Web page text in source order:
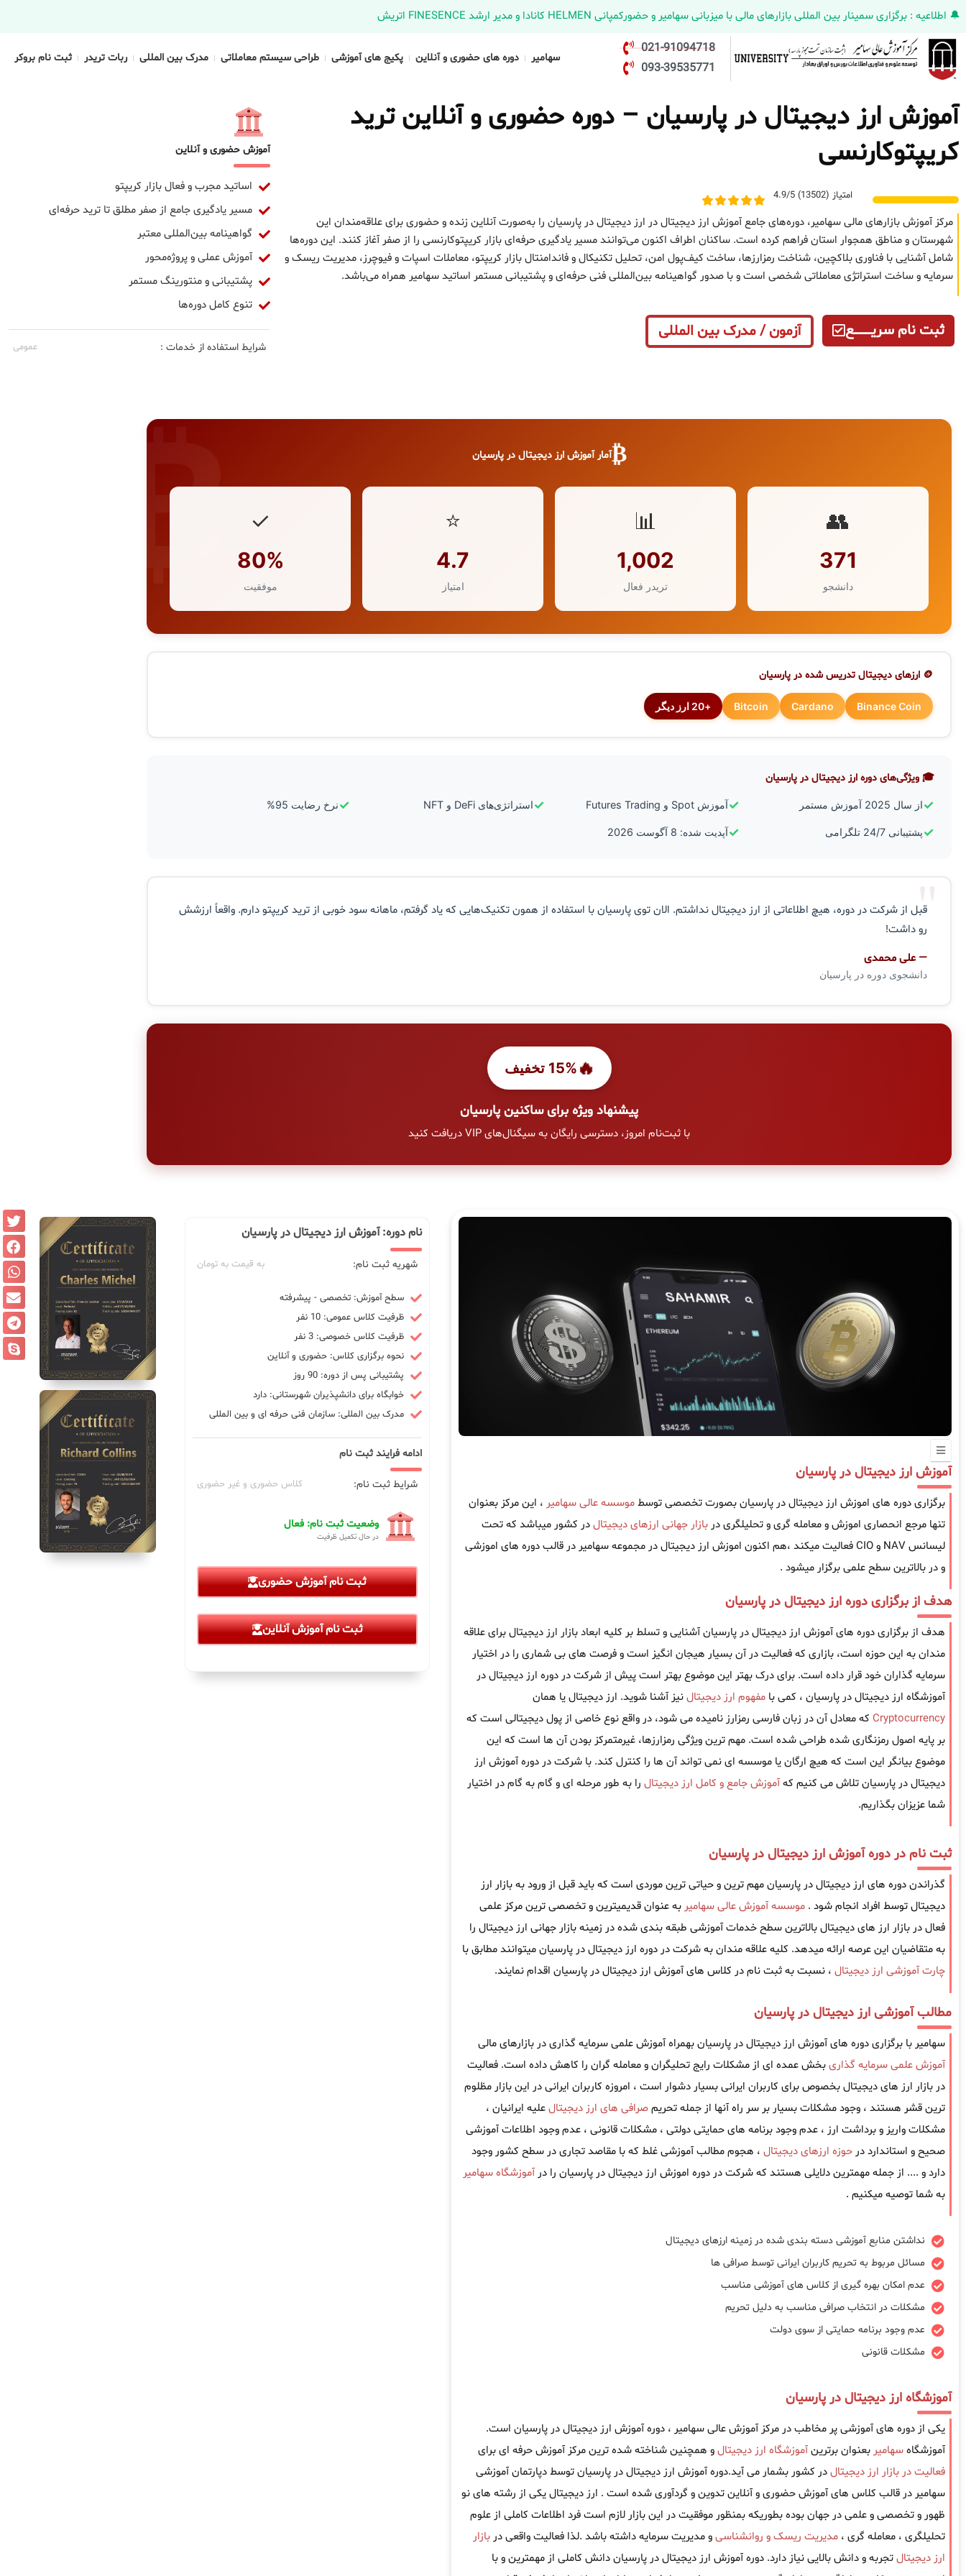
🔔 اطلاعیه : برگزاری سمینار بین المللی بازارهای مالی با میزبانی سهامیر و حضورکمپانی HELMEN کانادا و مدیر ارشد FINESENCE اتریش
021-91094718
093-39535771
سهامیر دوره های حضوری و آنلاین پکیج های آموزشی طراحی سیستم معاملاتی مدرک بین المللی ربات تریدر ثبت نام بروکر
آموزش ارز دیجیتال در پارسیان – دوره حضوری و آنلاین ترید
کریپتوکارنسی
امتیاز (13502) 4.9/5
مرکز آموزش بازارهای مالی سهامیر، دوره‌های جامع آموزش ارز دیجیتال در ارز دیجیتال در پارسیان را به‌صورت آنلاین زنده و حضوری برای علاقه‌مندان این
شهرستان و مناطق همجوار استان فراهم کرده است. ساکنان اطراف اکنون می‌توانند مسیر یادگیری حرفه‌ای بازار کریپتوکارنسی را از صفر آغاز کنند. این دوره‌ها
شامل آشنایی با فناوری بلاکچین، شناخت رمزارزها، ساخت کیف‌پول امن، تحلیل تکنیکال و فاندامنتال بازار کریپتو، معاملات اسپات و فیوچرز، مدیریت ریسک و
سرمایه و ساخت استراتژی معاملاتی شخصی است و با صدور گواهینامه بین‌المللی فنی حرفه‌ای و پشتیبانی مستمر اساتید سهامیر همراه می‌باشد.
ثبت نام سریــــــــــــع آزمون / مدرک بین المللی
آموزش حضوری و آنلاین
اساتید مجرب و فعال بازار کریپتو
مسیر یادگیری جامع از صفر مطلق تا ترید حرفه‌ای
گواهینامه بین‌المللی معتبر
آموزش عملی و پروژه‌محور
پشتیبانی و منتورینگ مستمر
تنوع کامل دوره‌ها
شرایط استفاده از خدمات : عمومی
₿آمار آموزش ارز دیجیتال در پارسیان
👥
371
دانشجو
📊
1,002
تریدر فعال
⭐
4.7
امتیاز
✓
80%
موفقیت
🪙 ارزهای دیجیتال تدریس شده در پارسیان
Binance Coin
Cardano
Bitcoin +20 ارز دیگر
🎓 ویژگی‌های دوره ارز دیجیتال در پارسیان
✓از سال 2025 آموزش مستمر ✓آموزش Spot و Futures Trading ✓استراتژی‌های DeFi و NFT ✓نرخ رضایت 95%
✓پشتیبانی 24/7 تلگرامی ✓آپدیت شده: 8 آگوست 2026
"
قبل از شرکت در دوره، هیچ اطلاعاتی از ارز دیجیتال نداشتم. الان توی پارسیان با استفاده از همون تکنیک‌هایی که یاد گرفتم، ماهانه سود خوبی از ترید کریپتو دارم. واقعاً ارزشش
رو داشت!
— علی محمدی
دانشجوی دوره در پارسیان
🔥15% تخفیف
پیشنهاد ویژه برای ساکنین پارسیان
با ثبت‌نام امروز، دسترسی رایگان به سیگنال‌های VIP دریافت کنید
آموزش ارز دیجیتال در پارسیان
برگزاری دوره های اموزش ارز دیجیتال در پارسیان بصورت تخصصی توسطموسسه عالی سهامیر ، این مرکز بعنوان
تنها مرجع انحصاری اموزش و معامله گری و تحلیلگری در بازار جهانی ارزهای دیجیتالدر کشور میباشد که تحت
لیسانس NAV و CIO فعالیت میکند ،هم اکنون اموزش ارز دیجیتال در مجموعه سهامیر در قالب دوره های اموزشی
و در بالاترین سطح علمی برگزار میشود .
هدف از برگزاری دوره ارز دیجیتال در پارسیان
هدف از برگزاری دوره های آموزش ارز دیجیتال در پارسیان آشنایی و تسلط بر کلیه ابعاد بازار ارز دیجیتال برای علاقه
مندان به این حوزه است، بازاری که فعالیت در آن بسیار هیجان انگیز است و فرصت های بی شماری را در اختیار
سرمایه گذاران خود قرار داده است. برای درک بهتر این موضوع بهتر است پیش از شرکت در دوره ارز دیجیتال در
آموزشگاه ارز دیجیتال در پارسیان ، کمی با مفهوم ارز دیجیتالنیز آشنا شوید. ارز دیجیتال یا همان
Cryptocurrency که معادل آن در زبان فارسی رمزارز نامیده می شود، در واقع نوع خاصی از پول دیجیتالی است که
بر پایه اصول رمزنگاری شده طراحی شده است. مهم ترین ویژگی رمزارزها، غیرمتمرکز بودن آن ها است که این
موضوع بیانگر این است که هیچ ارگان یا موسسه ای نمی تواند آن ها را کنترل کند. با شرکت در دوره آموزش ارز
دیجیتال در پارسیان تلاش می کنیم کهآموزش جامع و کامل ارز دیجیتال را به طور مرحله ای و گام به گام در اختیار
شما عزیزان بگذاریم.
ثبت نام در دوره آموزش ارز دیجیتال در پارسیان
گذراندن دوره های ارز دیجیتال در پارسیان مهم ترین و حیاتی ترین موردی است که باید قبل از ورود به بازار ارز
دیجیتال توسط افراد انجام شود . موسسه آموزش عالی سهامیربه عنوان قدیمیترین و تخصصی ترین مرکز علمی
فعال در بازار ارز های دیجیتال بالاترین سطح خدمات آموزشی طبقه بندی شده در زمینه بازار جهانی ارز دیجیتال را
به متقاضیان این عرصه ارائه میدهد. کلیه علاقه مندان به شرکت در دوره ارز دیجیتال در پارسیان میتوانند مطابق با
چارت آموزشی ارز دیجیتال ، نسبت به ثبت نام در کلاس های آموزش ارز دیجیتال در پارسیان اقدام نمایند.
مطالب آموزشی ارز دیجیتال در پارسیان
سهامیر با برگزاری دوره های آموزش ارز دیجیتال در پارسیان بهمراه آموزش علمی سرمایه گذاری در بازارهای مالی
آموزش علمی سرمایه گذاریبخش عمده ای از مشکلات رایج تحلیگران و معامله گران را کاهش داده است. فعالیت
در بازار ارز های دیجیتال بخصوص برای کاربران ایرانی بسیار دشوار است ، امروزه کاربران ایرانی در این بازار مظلوم
ترین قشر هستند ، وجود مشکلات بسیار بر سر راه آنها از جمله تحریمصرافی های ارز دیجیتالعلیه ایرانیان ،
مشکلات واریز و برداشت ارز ، عدم وجود برنامه های حمایتی دولتی ، مشکلات قانونی ، عدم وجود اطلاعات آموزشی
صحیح و استاندارد در حوزه ارزهای دیجیتال ، هجوم مطالب آموزشی غلط که با مقاصد تجاری در سطح کشور وجود
دارد و .... از جمله مهمترین دلایلی هستند که شرکت در دوره اموزش ارز دیجیتال در پارسیان را در آموزشگاه سهامیر
به شما توصیه میکنیم .
نداشتن منابع آموزشی دسته بندی شده در زمینه ارزهای دیجیتال
مسائل مربوط به تحریم کاربران ایرانی توسط صرافی ها
عدم امکان بهره گیری از کلاس های آموزشی مناسب
مشکلات در انتخاب صرافی مناسب به دلیل تحریم
عدم وجود برنامه حمایتی از سوی دولت
مشکلات قانونی
آموزشگاه ارز دیجیتال در پارسیان
یکی از دوره های آموزشی پر مخاطب در مرکز آموزش عالی سهامیر ، دوره آموزش ارز دیجیتال در پارسیان است.
آموزشگاهسهامیر بعنوان برترینآموزشگاه ارز دیجیتالو همچنین شناخته شده ترین مرکز آموزش حرفه ای برای
فعالیت در بازار ارز دیجیتالدر کشور بشمار می آید.دوره آموزش ارز دیجیتال در پارسیان توسط دپارتمان آموزشی
سهامیر در قالب کلاس های آموزش حضوری و آنلاین تدوین و گردآوری شده است . ارز دیجیتال یکی از رشته های نو
ظهور و تخصصی و علمی در جهان بوده بطوریکه بمنظور موفقیت در این بازار لازم است فرد اطلاعات کاملی از علوم
تحلیلگری ، معامله گری ، مدیریت ریسک و روانشناسیو مدیریت سرمایه داشته باشد .لذا فعالیت واقعی در بازار
ارز دیجیتالتجربه و دانش بالایی نیاز دارد. دوره آموزش ارز دیجیتال در پارسیان دانش کاملی از مهمترین و با
نام دوره: آموزش ارز دیجیتال در پارسیان
شهریه ثبت نام: به قیمت به تومان
سطح آموزش: تخصصی - پیشرفته
ظرفیت کلاس عمومی: 10 نفر
ظرفیت کلاس خصوصی: 3 نفر
نحوه برگزاری کلاس: حضوری و آنلاین
پشتیبانی پس از دوره: 90 روز
خوابگاه برای دانشپذیران شهرستانی: دارد
مدرک بین المللی: سازمان فنی حرفه ای و بین المللی
ادامه فرایند ثبت نام
شرایط ثبت نام: کلاس حضوری و غیر حضوری
وضعیت ثبت نام: فعال
در حال تکمیل ظرفیت
ثبت نام آموزش حضوری
ثبت نام آموزش آنلاین